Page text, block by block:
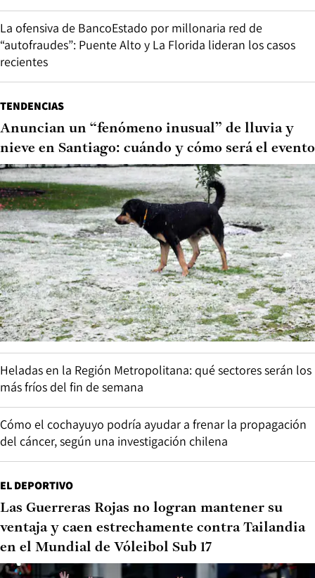
La ofensiva de BancoEstado por millonaria red de
“autofraudes”: Puente Alto y La Florida lideran los casos
recientes
TENDENCIAS
Anuncian un “fenómeno inusual” de lluvia y
nieve en Santiago: cuándo y cómo será el evento
Heladas en la Región Metropolitana: qué sectores serán los
más fríos del fin de semana
Cómo el cochayuyo podría ayudar a frenar la propagación
del cáncer, según una investigación chilena
EL DEPORTIVO
Las Guerreras Rojas no logran mantener su
ventaja y caen estrechamente contra Tailandia
en el Mundial de Vóleibol Sub 17